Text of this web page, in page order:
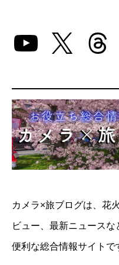
YouTube
X
カメラ×旅ブログは、花
ビュー、最新ニュース
便利な総合情報サイトで